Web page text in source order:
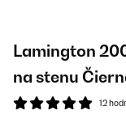
Lamington
na stenu
12